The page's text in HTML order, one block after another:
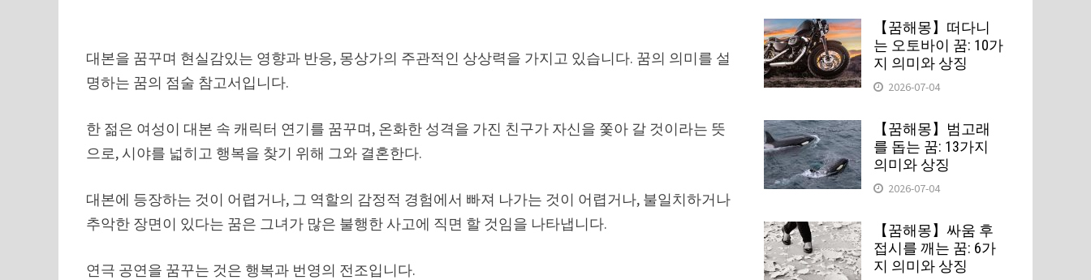
대본을 꿈꾸며 현실감있는 영향과 반응, 몽상가의 주관적인 상상력을 가지고 있습니다. 꿈의 의미를 설
명하는 꿈의 점술 참고서입니다.
한 젊은 여성이 대본 속 캐릭터 연기를 꿈꾸며, 온화한 성격을 가진 친구가 자신을 쫓아 갈 것이라는 뜻
으로, 시야를 넓히고 행복을 찾기 위해 그와 결혼한다.
대본에 등장하는 것이 어렵거나, 그 역할의 감정적 경험에서 빠져 나가는 것이 어렵거나, 불일치하거나
추악한 장면이 있다는 꿈은 그녀가 많은 불행한 사고에 직면 할 것임을 나타냅니다.
연극 공연을 꿈꾸는 것은 행복과 번영의 전조입니다.
【꿈해몽】떠다니
는 오토바이 꿈: 10가
지 의미와 상징
2026-07-04
【꿈해몽】범고래
를 돕는 꿈: 13가지
의미와 상징
2026-07-04
【꿈해몽】싸움 후
접시를 깨는 꿈: 6가
지 의미와 상징